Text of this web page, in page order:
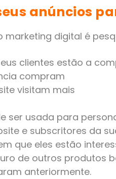
anúncios
marketing digital é
clientes estão a
compram
visitam mais
ser usada para
e subscritores da
que eles estão
de outros produtos
anteriormente.